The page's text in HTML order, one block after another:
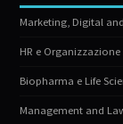
Marketing, Digital
HR e Organizzazione
Biopharma e Life
Management and